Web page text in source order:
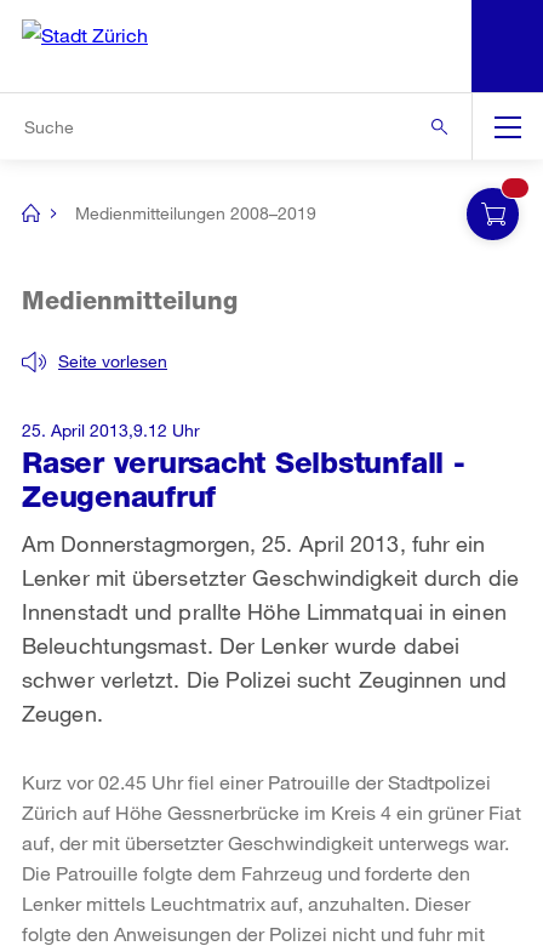
Navigation
[no
Medienmitteilungen 2008–2019
Raser verursacht Selbstunfall -
Zeugenaufruf
Seite vorlesen
Medienmitteilung
Am Donnerstagmorgen, 25. April 2013, fuhr ein
Lenker mit übersetzter Geschwindigkeit durch die
Innenstadt und prallte Höhe Limmatquai in einen
Beleuchtungsmast. Der Lenker wurde dabei
schwer verletzt. Die Polizei sucht Zeuginnen und
Zeugen.
25. April 2013,9.12 Uhr
Kurz vor 02.45 Uhr fiel einer Patrouille der Stadtpolizei
Zürich auf Höhe Gessnerbrücke im Kreis 4 ein grüner Fiat
auf, der mit übersetzter Geschwindigkeit unterwegs war.
Die Patrouille folgte dem Fahrzeug und forderte den
Lenker mittels Leuchtmatrix auf, anzuhalten. Dieser
folgte den Anweisungen der Polizei nicht und fuhr mit